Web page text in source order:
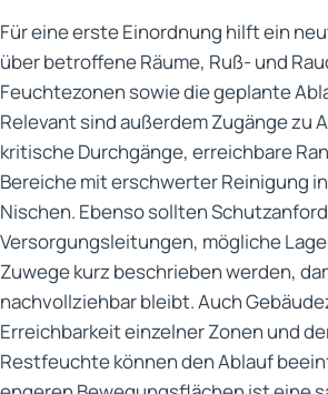
Für eine erste Einordnung hilft ein
über betroffene Räume, Ruß- und
Feuchtezonen sowie die geplante
Relevant sind außerdem Zugänge zu
kritische Durchgänge, erreichbare
Bereiche mit erschwerter Reinigung
Nischen. Ebenso sollten
Versorgungsleitungen, mögliche
Zuwege kurz beschrieben werden,
nachvollziehbar bleibt. Auch
Erreichbarkeit einzelner Zonen und
Restfeuchte können den Ablauf